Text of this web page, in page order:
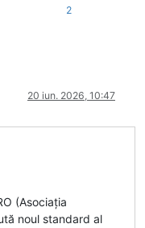
2
20 iun. 2026, 10:47
(Asociația
noul standard al